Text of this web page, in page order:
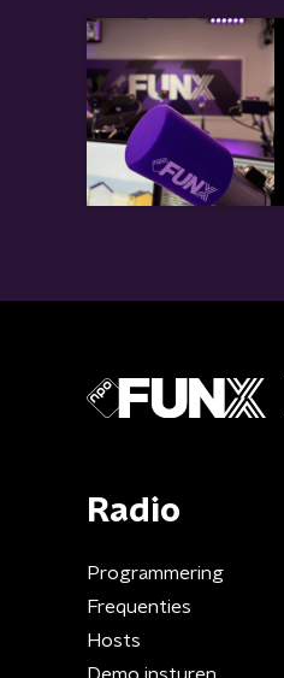
Radio
Programmering
Frequenties
Hosts
Demo insturen